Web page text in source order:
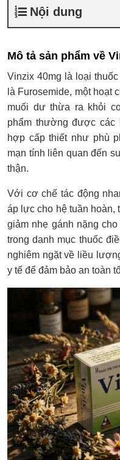
Nội dung
Mô tả sản phẩm về
Vinzix 40mg là loại
là Furosemide, một hoạt
muối dư thừa ra khỏi
phẩm thường được các
hợp cấp thiết như phù
mạn tính liên quan đến
thận.
Với cơ chế tác động
áp lực cho hệ tuần hoàn,
giảm nhẹ gánh nặng
trong danh mục thuốc
nghiêm ngặt về liều
y tế để đảm bảo an toàn